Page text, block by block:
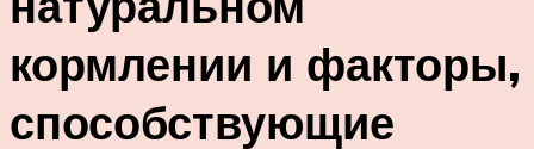
кормлении и факторы,
способствующие